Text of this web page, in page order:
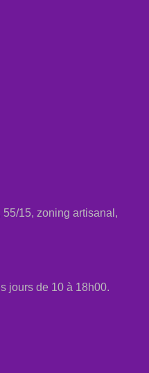
15, zoning artisanal,
jours de 10 à 18h00.